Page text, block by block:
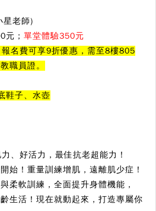
星老師)
元； 單堂體驗350元
名費可享9折優惠，需至8樓805
職員證。
鞋子、水壺
、好活力，最佳抗老超能力！
始！重量訓練增肌，遠離肌少症！
柔軟訓練，全面提升身體機能，
生活！現在就動起來，打造專屬你